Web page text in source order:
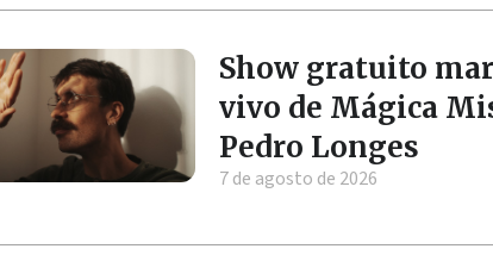
Show gratuito
vivo de Mágica
Pedro Longes
7 de agosto de 2026